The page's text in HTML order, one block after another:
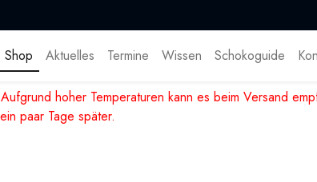
Shop Aktuelles Termine Wissen Schokoguide
Aufgrund hoher Temperaturen kann es beim Versand
paar Tage später.